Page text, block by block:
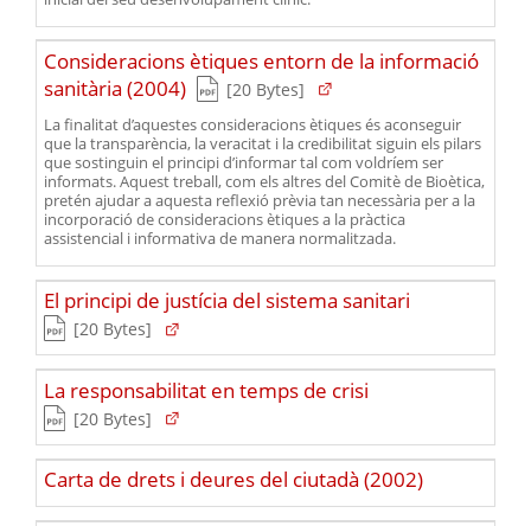
Consideracions ètiques entorn de la informació
sanitària (2004) (Tipus de fitxer pdf)
(Pes del fitxer)
[20 Bytes]
La finalitat d’aquestes consideracions ètiques és aconseguir
que la transparència, la veracitat i la credibilitat siguin els pilars
que sostinguin el principi d’informar tal com voldríem ser
informats. Aquest treball, com els altres del Comitè de Bioètica,
pretén ajudar a aquesta reflexió prèvia tan necessària per a la
incorporació de consideracions ètiques a la pràctica
assistencial i informativa de manera normalitzada.
El principi de justícia del sistema sanitari
(Pes del fitxer)
[20 Bytes]
La responsabilitat en temps de crisi
(Pes del fitxer)
[20 Bytes]
Carta de drets i deures del ciutadà (2002)